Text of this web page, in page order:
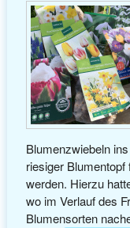
Blumenzwiebeln
riesiger
werden. Hierzu
wo im Verlauf des
Blumensorten